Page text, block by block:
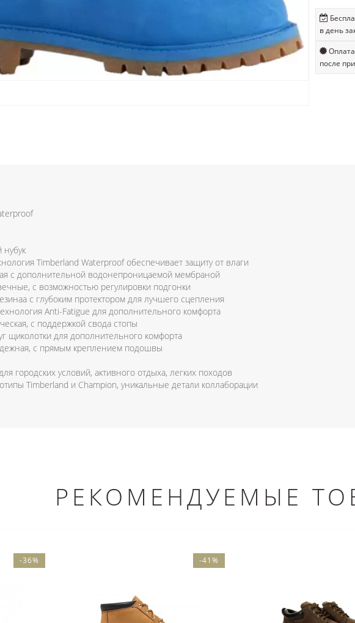
в день
Оплата
после
Timberland Waterproof обеспечивает защиту от влаги
с дополнительной водонепроницаемой мембраной
с возможностью регулировки подгонки
с глубоким протектором для лучшего сцепления
Anti-Fatigue для дополнительного комфорта
с поддержкой свода стопы
щиколотки для дополнительного комфорта
с прямым креплением подошвы
городских условий, активного отдыха, легких походов
Timberland и Champion, уникальные детали коллаборации
РЕКОМЕНДУЕМЫЕ
-36% -41%